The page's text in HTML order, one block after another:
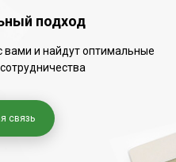
подход
вами и найдут оптимальные
связь